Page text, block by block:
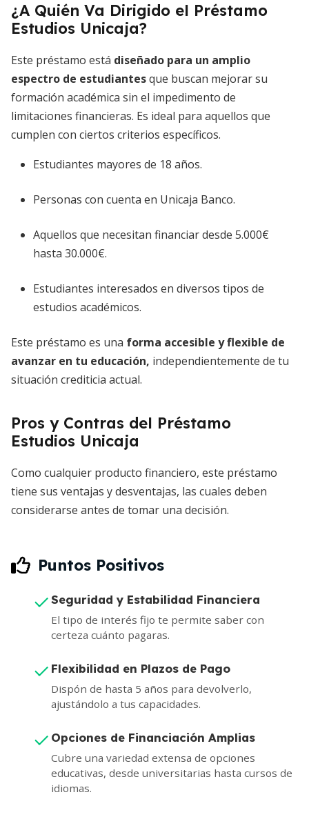
¿A Quién Va Dirigido el Préstamo
Estudios Unicaja?
Este préstamo está diseñado para un amplio
espectro de estudiantesque buscan mejorar su
formación académica sin el impedimento de
limitaciones financieras. Es ideal para aquellos que
cumplen con ciertos criterios específicos.
Estudiantes mayores de 18 años.
Personas con cuenta en Unicaja Banco.
Aquellos que necesitan financiar desde 5.000€
hasta 30.000€.
Estudiantes interesados en diversos tipos de
estudios académicos.
Este préstamo es una forma accesible y flexible de
avanzar en tu educación, independientemente de tu
situación crediticia actual.
Pros y Contras del Préstamo
Estudios Unicaja
Como cualquier producto financiero, este préstamo
tiene sus ventajas y desventajas, las cuales deben
considerarse antes de tomar una decisión.
Puntos Positivos
Seguridad y Estabilidad Financiera
El tipo de interés fijo te permite saber con
certeza cuánto pagaras.
Flexibilidad en Plazos de Pago
Dispón de hasta 5 años para devolverlo,
ajustándolo a tus capacidades.
Opciones de Financiación Amplias
Cubre una variedad extensa de opciones
educativas, desde universitarias hasta cursos de
idiomas.